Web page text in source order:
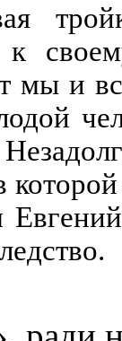
к
мы и